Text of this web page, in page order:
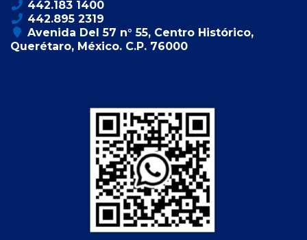
442.183 1400
442.895 2319
Avenida Del 57 n° 55, Centro Histórico,
Querétaro, México. C.P. 76000